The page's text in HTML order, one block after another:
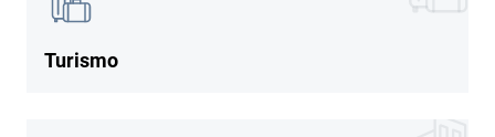
Turismo
Imagen